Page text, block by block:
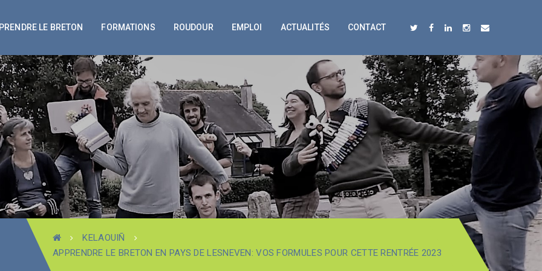
LE BRETON FORMATIONS ROUDOUR EMPLOI ACTUALITÉS CONTACT
KELAOUIÑ
APPRENDRE LE BRETON EN PAYS DE LESNEVEN: VOS FORMULES POUR CETTE RENTRÉE 2023